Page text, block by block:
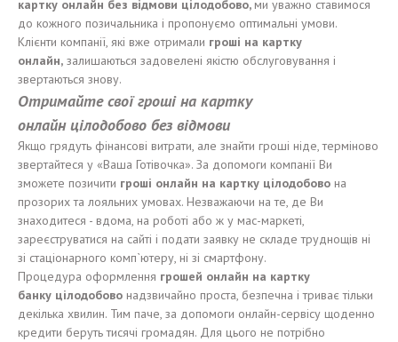
картку онлайн без відмови цілодобово, ми уважно ставимося
до кожного позичальника і пропонуємо оптимальні умови.
Клієнти компанії, які вже отримали гроші на картку
онлайн, залишаються задовелені якістю обслуговування і
звертаються знову.
Отримайте свої грошіна картку
онлайнцілодобово без відмови
Якщо грядуть фінансові витрати, але знайти гроші ніде, терміново
звертайтеся у «Ваша Готівочка». За допомоги компанії Ви
зможете позичити гроші онлайн на картку цілодобово на
прозорих та лояльних умовах. Незважаючи на те, де Ви
знаходитеся - вдома, на роботі або ж у мас-маркеті,
зареєструватися на сайті і подати заявку не складе труднощів ні
зі стаціонарного комп`ютеру, ні зі смартфону.
Процедура оформлення грошей онлайн на картку
банку цілодобово надзвичайно проста, безпечна і триває тільки
декілька хвилин. Тим паче, за допомоги онлайн-сервісу щоденно
кредити беруть тисячі громадян. Для цього не потрібно